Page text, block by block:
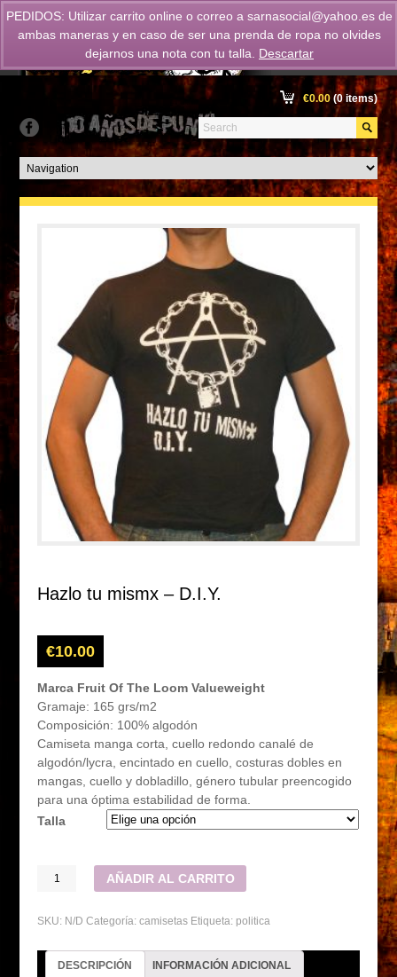
€0.00(0 items)
Hazlo tu mismx – D.I.Y.
€10.00
Marca Fruit Of The Loom Valueweight
Gramaje: 165 grs/m2
Composición: 100% algodón
Camiseta manga corta, cuello redondo canalé de
algodón/lycra, encintado en cuello, costuras dobles en
mangas, cuello y dobladillo, género tubular preencogido
para una óptima estabilidad de forma.
Talla
AÑADIR AL CARRITO
SKU: N/D Categoría:camisetas Etiqueta: politica
DESCRIPCIÓN INFORMACIÓN ADICIONAL
PEDIDOS: Utilizar carrito online o correo a sarnasocial@yahoo.es de
ambas maneras y en caso de ser una prenda de ropa no olvides
dejarnos una nota con tu talla.
Descartar